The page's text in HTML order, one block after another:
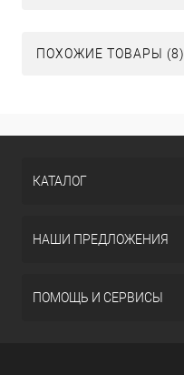
ПОХОЖИЕ ТОВАРЫ (8)
КАТАЛОГ
НАШИ ПРЕДЛОЖЕНИЯ
ПОМОЩЬ И СЕРВИСЫ